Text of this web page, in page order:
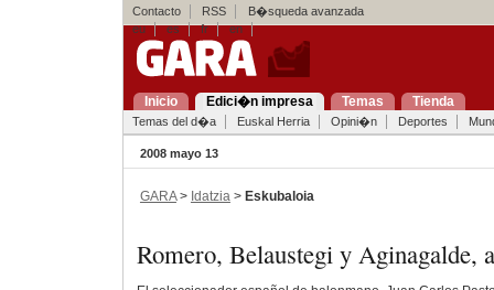
Contacto RSS
B�squeda avanzada
eu
es fr en
Inicio Edici�n impresa Temas Tienda
Temas del d�a Euskal Herria Opini�n Deportes
2008 mayo 13
GARA> Idatzia > Eskubaloia
Romero, Belaustegi y